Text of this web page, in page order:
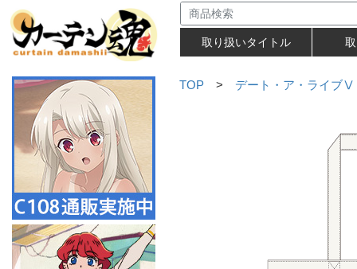
取り扱いタイトル
TOP > デート・ア・ライブⅤ